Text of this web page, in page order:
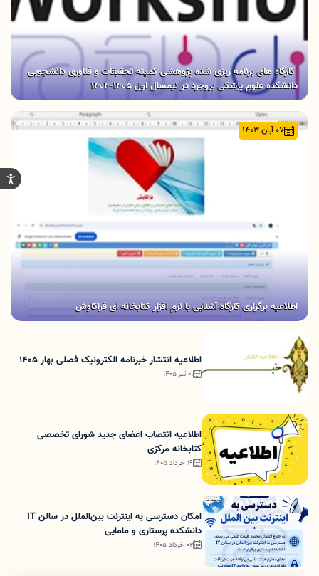
کارگاه های برنامه ریزی شده پژوهشی کمیته تحقیقات و فناوری دانشجویی
دانشکده علوم پزشکی بروجرد در نیمسال اول 1405-1404
07 آبان 1403
اطلاعیه برگزاری کارگاه آشنایی با نرم افزار کتابخانه ای فراکاوش
اطلاعیه انتشار خبرنامه الکترونیک فصلی بهار 1405
01 تیر 1405
اطلاعیه انتصاب اعضای جدید شورای تخصصی
کتابخانه مرکزی
19 خرداد 1405
امکان دسترسی به اینترنت بین‌الملل در سالن IT
دانشکده پرستاری و مامایی
02 خرداد 1405